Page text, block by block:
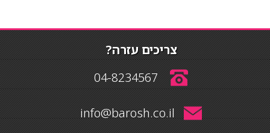
צריכים עזרה?
04-8234567
info@barosh.co.il